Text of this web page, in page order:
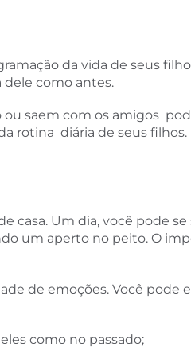
da vida de seus
dele como antes.
saem com os amigos
rotina diária de seus filhos.
Um dia, você pode
um aperto no peito. O
de emoções. Você pode
como no passado;